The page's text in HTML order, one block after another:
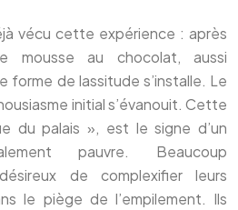
vécu cette expérience : après
mousse au chocolat, aussi
forme de lassitude s’installe. Le
initial s’évanouit. Cette
du palais », est le signe d’un
pauvre. Beaucoup
de complexifier leurs
le piège de l’empilement. Ils